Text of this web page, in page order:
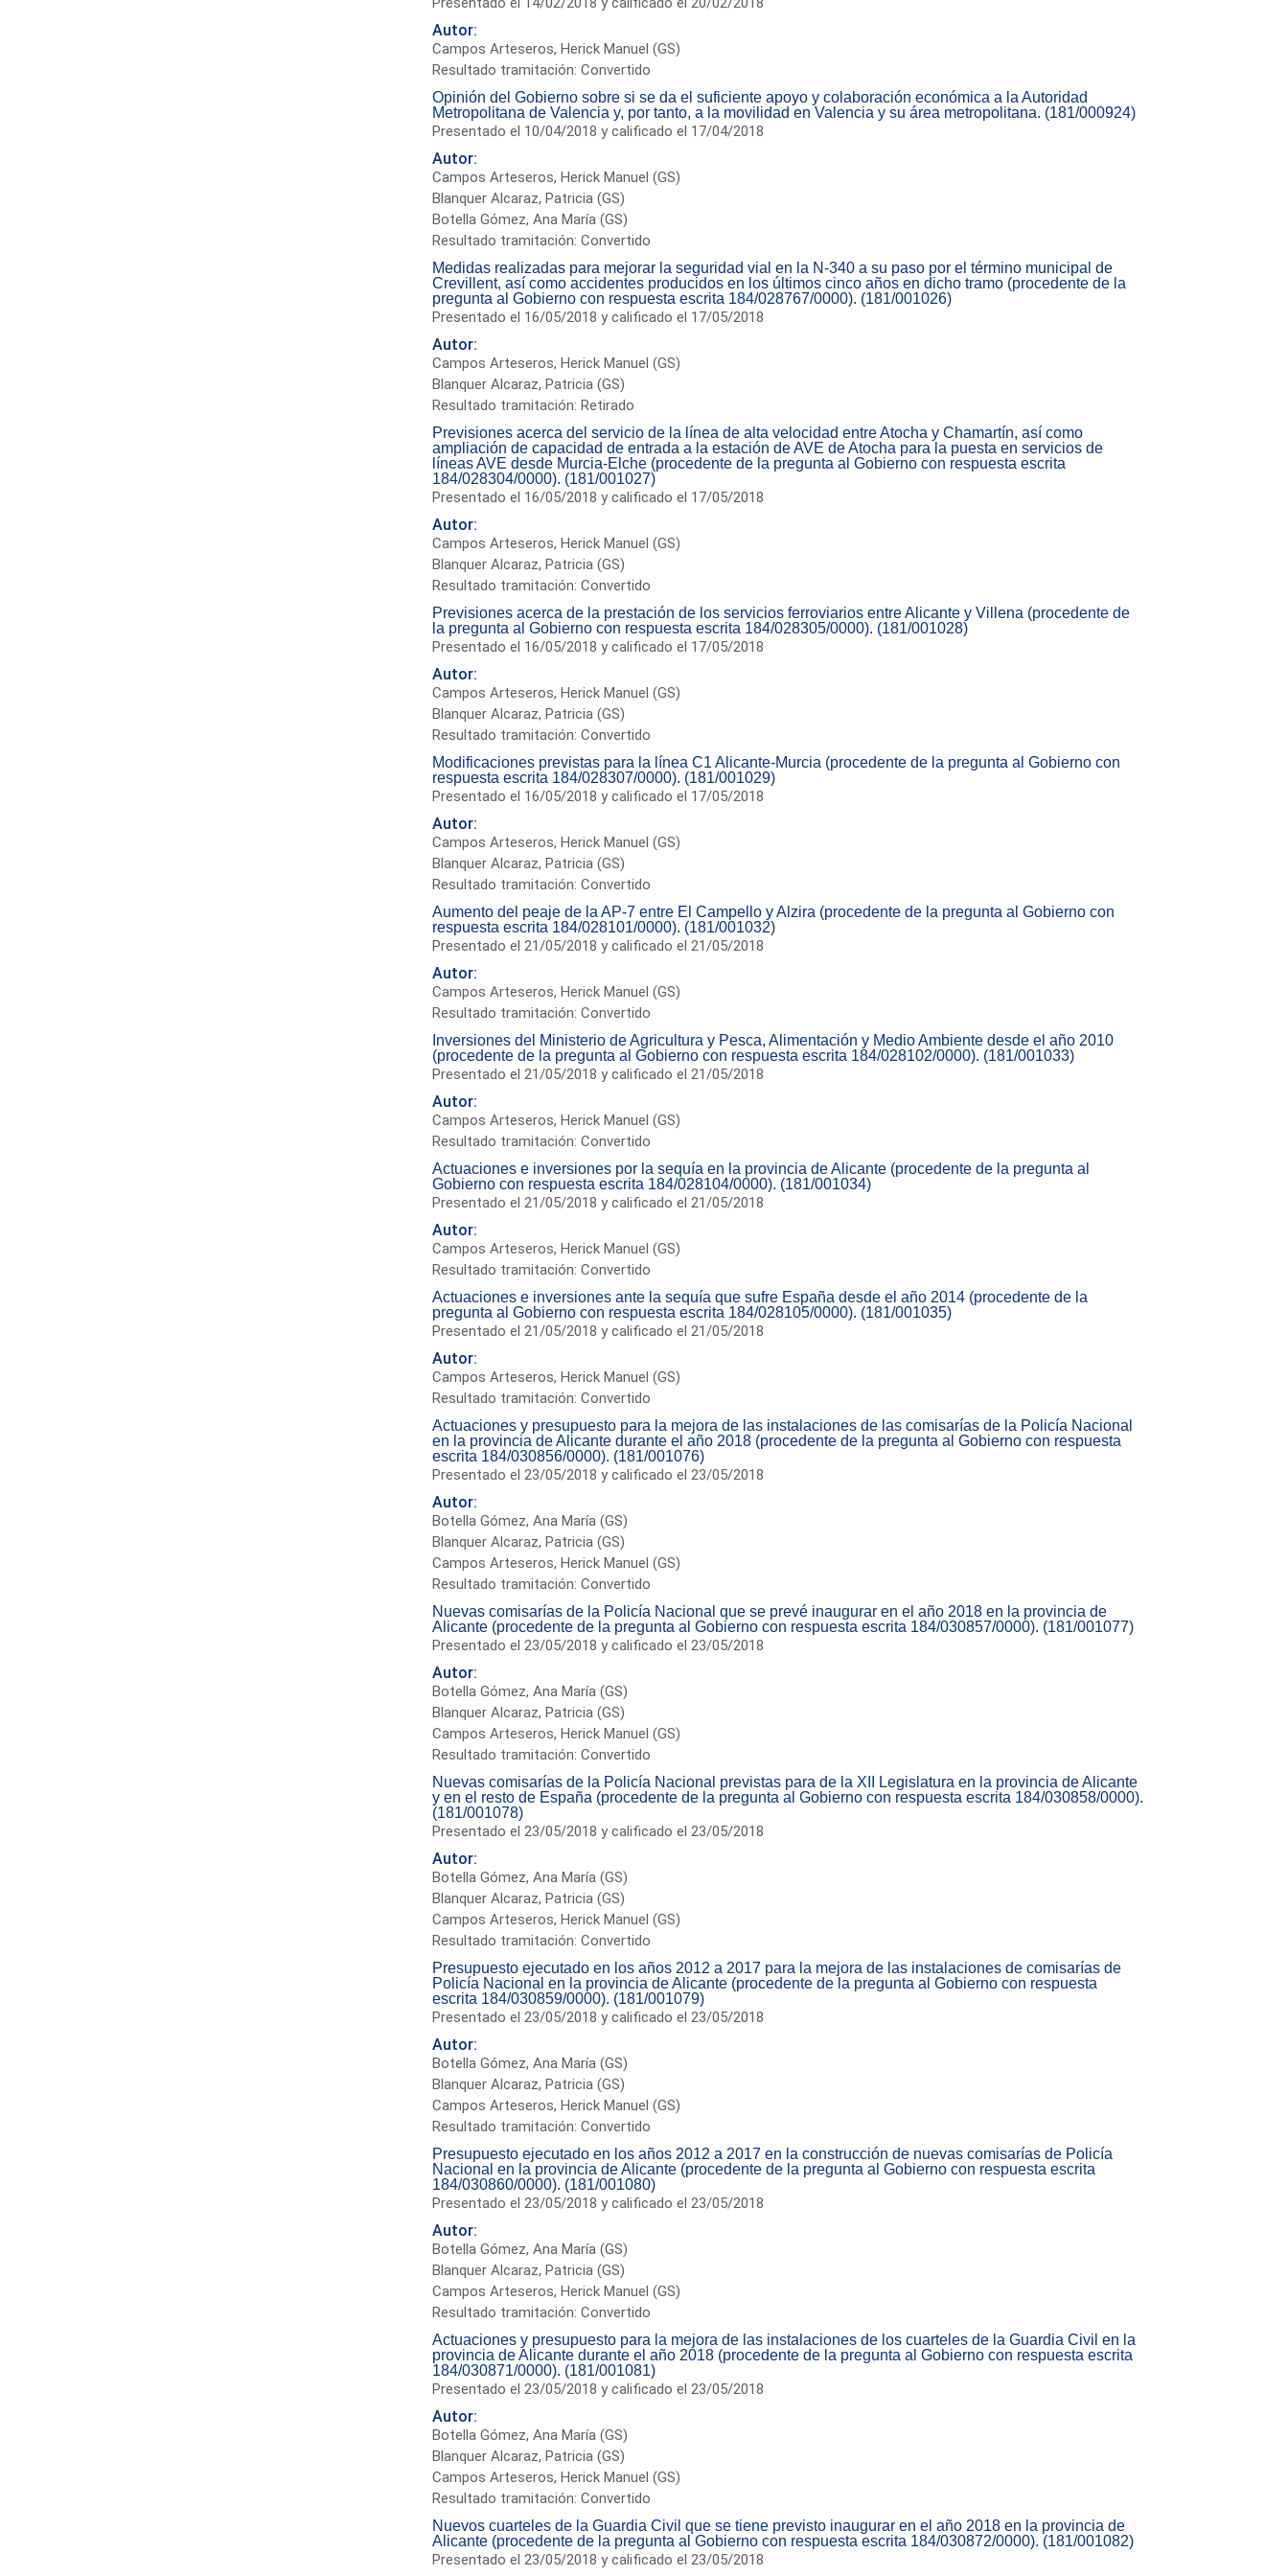
Autor:
Campos Arteseros, Herick Manuel (GS)
Resultado tramitación: Convertido
Opinión del Gobierno sobre si se da el suficiente apoyo y colaboración económica a la Autoridad
Metropolitana de Valencia y, por tanto, a la movilidad en Valencia y su área metropolitana. (181/000924)
Presentado el 10/04/2018 y calificado el 17/04/2018
Autor:
Campos Arteseros, Herick Manuel (GS)
Blanquer Alcaraz, Patricia (GS)
Botella Gómez, Ana María (GS)
Resultado tramitación: Convertido
Medidas realizadas para mejorar la seguridad vial en la N-340 a su paso por el término municipal de
Crevillent, así como accidentes producidos en los últimos cinco años en dicho tramo (procedente de la
pregunta al Gobierno con respuesta escrita 184/028767/0000). (181/001026)
Presentado el 16/05/2018 y calificado el 17/05/2018
Autor:
Campos Arteseros, Herick Manuel (GS)
Blanquer Alcaraz, Patricia (GS)
Resultado tramitación: Retirado
Previsiones acerca del servicio de la línea de alta velocidad entre Atocha y Chamartín, así como
ampliación de capacidad de entrada a la estación de AVE de Atocha para la puesta en servicios de
líneas AVE desde Murcia-Elche (procedente de la pregunta al Gobierno con respuesta escrita
184/028304/0000). (181/001027)
Presentado el 16/05/2018 y calificado el 17/05/2018
Autor:
Campos Arteseros, Herick Manuel (GS)
Blanquer Alcaraz, Patricia (GS)
Resultado tramitación: Convertido
Previsiones acerca de la prestación de los servicios ferroviarios entre Alicante y Villena (procedente de
la pregunta al Gobierno con respuesta escrita 184/028305/0000). (181/001028)
Presentado el 16/05/2018 y calificado el 17/05/2018
Autor:
Campos Arteseros, Herick Manuel (GS)
Blanquer Alcaraz, Patricia (GS)
Resultado tramitación: Convertido
Modificaciones previstas para la línea C1 Alicante-Murcia (procedente de la pregunta al Gobierno con
respuesta escrita 184/028307/0000). (181/001029)
Presentado el 16/05/2018 y calificado el 17/05/2018
Autor:
Campos Arteseros, Herick Manuel (GS)
Blanquer Alcaraz, Patricia (GS)
Resultado tramitación: Convertido
Aumento del peaje de la AP-7 entre El Campello y Alzira (procedente de la pregunta al Gobierno con
respuesta escrita 184/028101/0000). (181/001032)
Presentado el 21/05/2018 y calificado el 21/05/2018
Autor:
Campos Arteseros, Herick Manuel (GS)
Resultado tramitación: Convertido
Inversiones del Ministerio de Agricultura y Pesca, Alimentación y Medio Ambiente desde el año 2010
(procedente de la pregunta al Gobierno con respuesta escrita 184/028102/0000). (181/001033)
Presentado el 21/05/2018 y calificado el 21/05/2018
Autor:
Campos Arteseros, Herick Manuel (GS)
Resultado tramitación: Convertido
Actuaciones e inversiones por la sequía en la provincia de Alicante (procedente de la pregunta al
Gobierno con respuesta escrita 184/028104/0000). (181/001034)
Presentado el 21/05/2018 y calificado el 21/05/2018
Autor:
Campos Arteseros, Herick Manuel (GS)
Resultado tramitación: Convertido
Actuaciones e inversiones ante la sequía que sufre España desde el año 2014 (procedente de la
pregunta al Gobierno con respuesta escrita 184/028105/0000). (181/001035)
Presentado el 21/05/2018 y calificado el 21/05/2018
Autor:
Campos Arteseros, Herick Manuel (GS)
Resultado tramitación: Convertido
Actuaciones y presupuesto para la mejora de las instalaciones de las comisarías de la Policía Nacional
en la provincia de Alicante durante el año 2018 (procedente de la pregunta al Gobierno con respuesta
escrita 184/030856/0000). (181/001076)
Presentado el 23/05/2018 y calificado el 23/05/2018
Autor:
Botella Gómez, Ana María (GS)
Blanquer Alcaraz, Patricia (GS)
Campos Arteseros, Herick Manuel (GS)
Resultado tramitación: Convertido
Nuevas comisarías de la Policía Nacional que se prevé inaugurar en el año 2018 en la provincia de
Alicante (procedente de la pregunta al Gobierno con respuesta escrita 184/030857/0000). (181/001077)
Presentado el 23/05/2018 y calificado el 23/05/2018
Autor:
Botella Gómez, Ana María (GS)
Blanquer Alcaraz, Patricia (GS)
Campos Arteseros, Herick Manuel (GS)
Resultado tramitación: Convertido
Nuevas comisarías de la Policía Nacional previstas para de la XII Legislatura en la provincia de Alicante
y en el resto de España (procedente de la pregunta al Gobierno con respuesta escrita 184/030858/0000).
(181/001078)
Presentado el 23/05/2018 y calificado el 23/05/2018
Autor:
Botella Gómez, Ana María (GS)
Blanquer Alcaraz, Patricia (GS)
Campos Arteseros, Herick Manuel (GS)
Resultado tramitación: Convertido
Presupuesto ejecutado en los años 2012 a 2017 para la mejora de las instalaciones de comisarías de
Policía Nacional en la provincia de Alicante (procedente de la pregunta al Gobierno con respuesta
escrita 184/030859/0000). (181/001079)
Presentado el 23/05/2018 y calificado el 23/05/2018
Autor:
Botella Gómez, Ana María (GS)
Blanquer Alcaraz, Patricia (GS)
Campos Arteseros, Herick Manuel (GS)
Resultado tramitación: Convertido
Presupuesto ejecutado en los años 2012 a 2017 en la construcción de nuevas comisarías de Policía
Nacional en la provincia de Alicante (procedente de la pregunta al Gobierno con respuesta escrita
184/030860/0000). (181/001080)
Presentado el 23/05/2018 y calificado el 23/05/2018
Autor:
Botella Gómez, Ana María (GS)
Blanquer Alcaraz, Patricia (GS)
Campos Arteseros, Herick Manuel (GS)
Resultado tramitación: Convertido
Actuaciones y presupuesto para la mejora de las instalaciones de los cuarteles de la Guardia Civil en la
provincia de Alicante durante el año 2018 (procedente de la pregunta al Gobierno con respuesta escrita
184/030871/0000). (181/001081)
Presentado el 23/05/2018 y calificado el 23/05/2018
Autor:
Botella Gómez, Ana María (GS)
Blanquer Alcaraz, Patricia (GS)
Campos Arteseros, Herick Manuel (GS)
Resultado tramitación: Convertido
Nuevos cuarteles de la Guardia Civil que se tiene previsto inaugurar en el año 2018 en la provincia de
Alicante (procedente de la pregunta al Gobierno con respuesta escrita 184/030872/0000). (181/001082)
Presentado el 23/05/2018 y calificado el 23/05/2018